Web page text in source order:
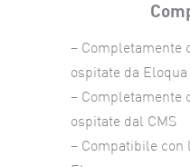
– Completamente
ospitate da Eloqua
– Completamente
ospitate dal CMS
– Compatibile